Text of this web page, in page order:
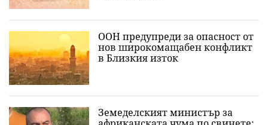
ООН предупреди за опасност от
нов широкомащабен конфликт
в Близкия изток
Земеделският министър за